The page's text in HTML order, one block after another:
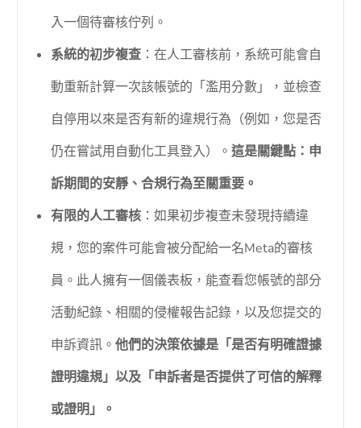
入一個待審核佇列。
系統的初步複查 ：在人工審核前，系統可能會自
動重新計算一次該帳號的「濫用分數」，並檢查
自停用以來是否有新的違規行為（例如，您是否
仍在嘗試用自動化工具登入）。這是關鍵點：申
訴期間的安靜、合規行為至關重要。
有限的人工審核 ：如果初步複查未發現持續違
規，您的案件可能會被分配給一名Meta的審核
員。此人擁有一個儀表板，能查看您帳號的部分
活動紀錄、相關的侵權報告記錄，以及您提交的
申訴資訊。他們的決策依據是「是否有明確證據
證明違規」以及「申訴者是否提供了可信的解釋
或證明」。